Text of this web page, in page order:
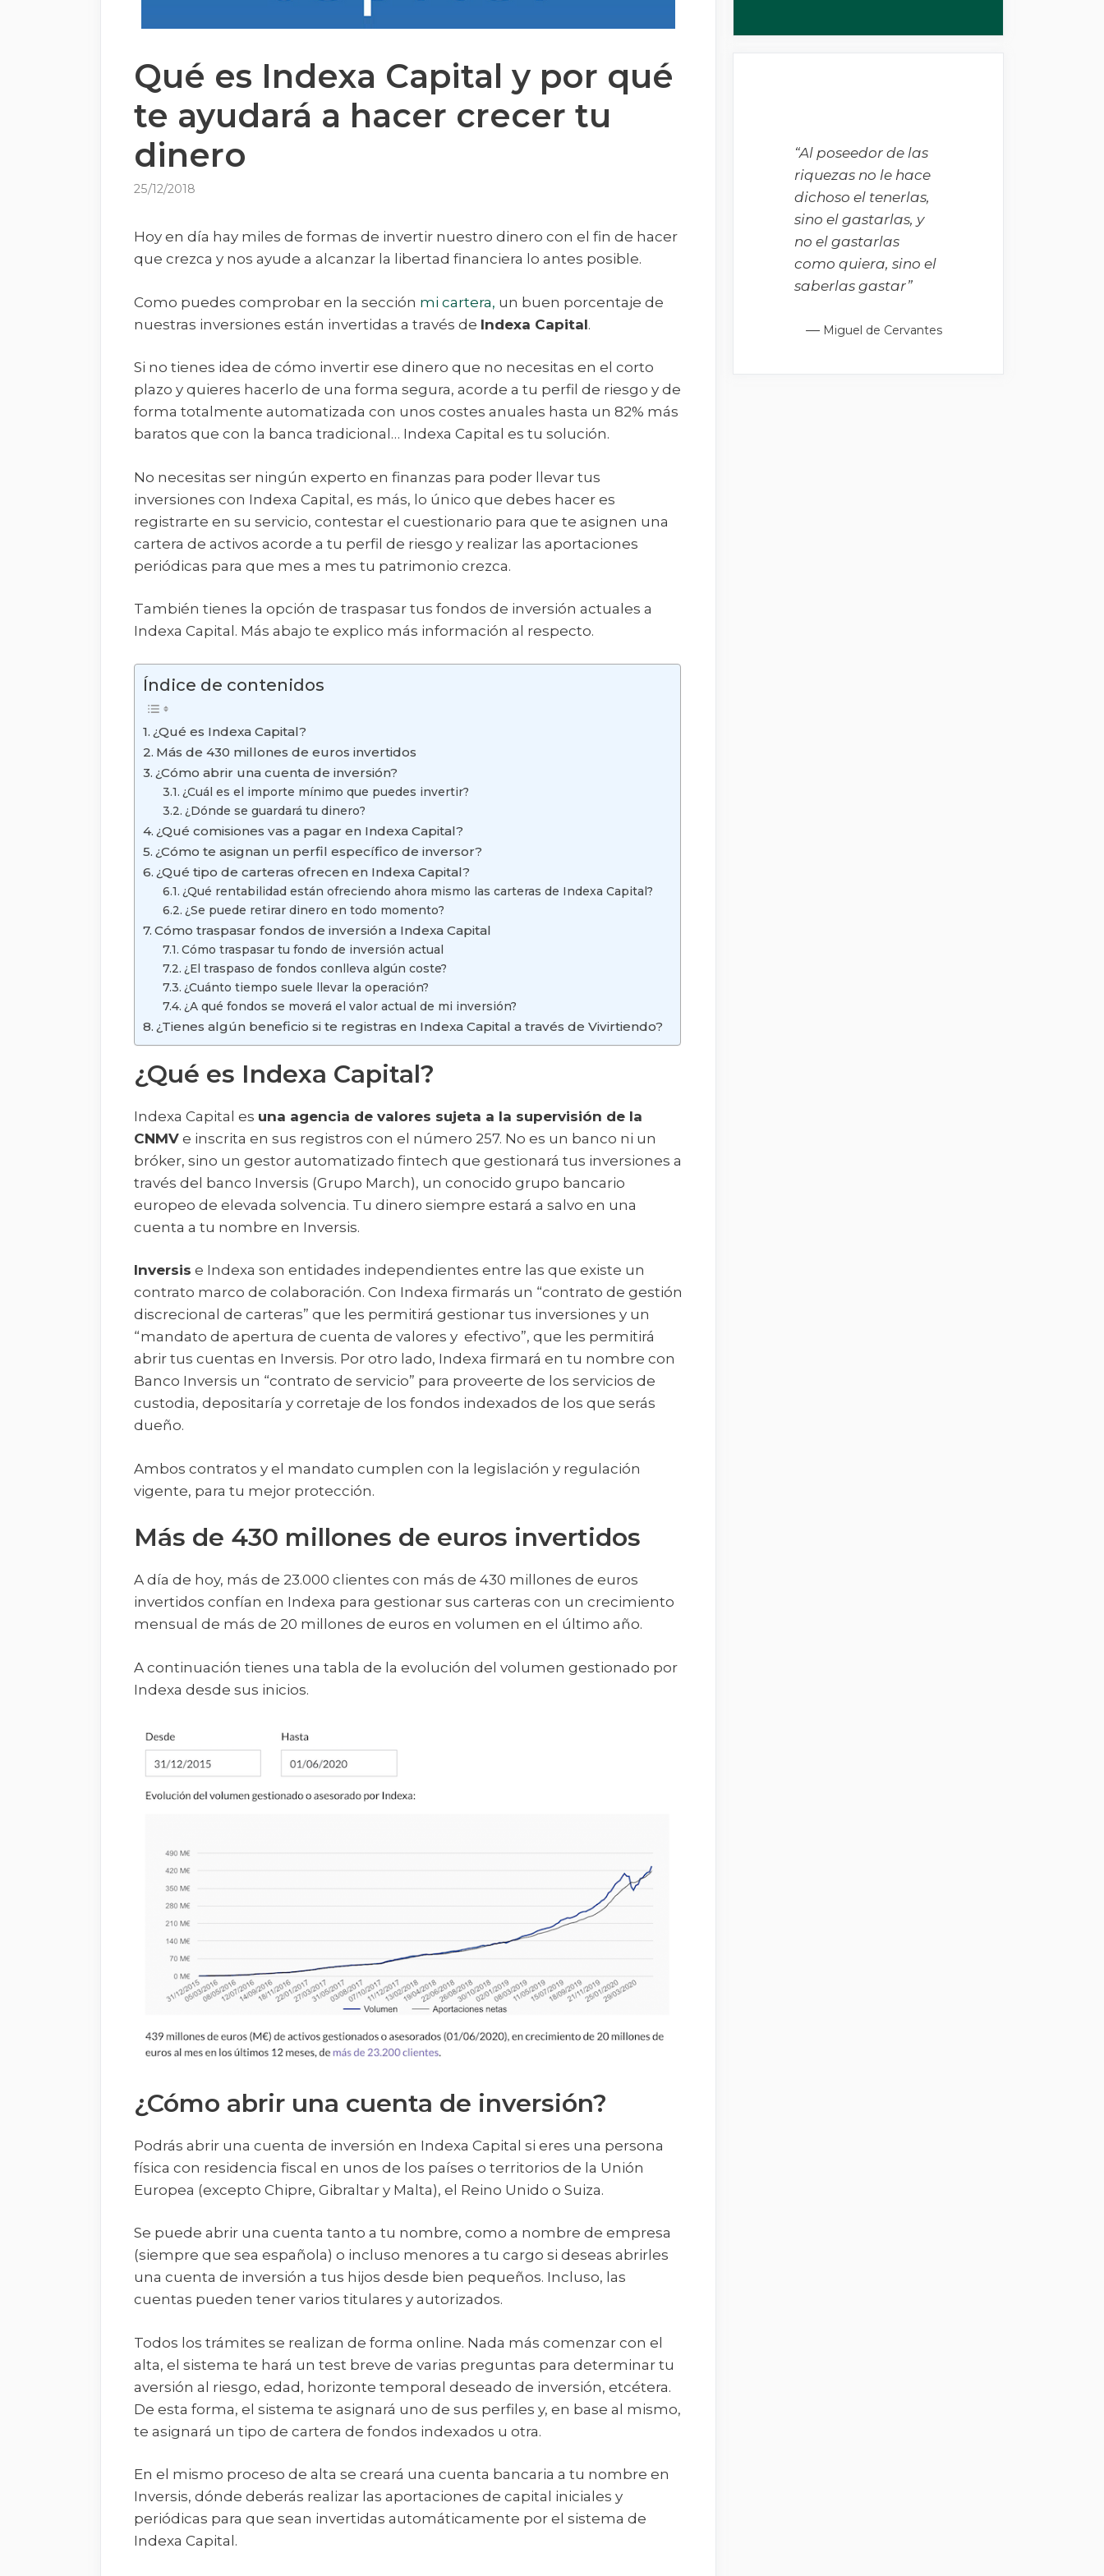
Qué es Indexa Capital y por qué
te ayudará a hacer crecer tu
dinero
25/12/2018
Hoy en día hay miles de formas de invertir nuestro dinero con el fin de hacer
que crezca y nos ayude a alcanzar la libertad financiera lo antes posible.
Como puedes comprobar en la sección mi cartera, un buen porcentaje de
nuestras inversiones están invertidas a través de Indexa Capital.
Si no tienes idea de cómo invertir ese dinero que no necesitas en el corto
plazo y quieres hacerlo de una forma segura, acorde a tu perfil de riesgo y de
forma totalmente automatizada con unos costes anuales hasta un 82% más
baratos que con la banca tradicional… Indexa Capital es tu solución.
No necesitas ser ningún experto en finanzas para poder llevar tus
inversiones con Indexa Capital, es más, lo único que debes hacer es
registrarte en su servicio, contestar el cuestionario para que te asignen una
cartera de activos acorde a tu perfil de riesgo y realizar las aportaciones
periódicas para que mes a mes tu patrimonio crezca.
También tienes la opción de traspasar tus fondos de inversión actuales a
Indexa Capital. Más abajo te explico más información al respecto.
Índice de contenidos
¿Qué es Indexa Capital?
Más de 430 millones de euros invertidos
¿Cómo abrir una cuenta de inversión?
¿Cuál es el importe mínimo que puedes invertir?
¿Dónde se guardará tu dinero?
¿Qué comisiones vas a pagar en Indexa Capital?
¿Cómo te asignan un perfil específico de inversor?
¿Qué tipo de carteras ofrecen en Indexa Capital?
¿Qué rentabilidad están ofreciendo ahora mismo las carteras de Indexa Capital?
¿Se puede retirar dinero en todo momento?
Cómo traspasar fondos de inversión a Indexa Capital
Cómo traspasar tu fondo de inversión actual
¿El traspaso de fondos conlleva algún coste?
¿Cuánto tiempo suele llevar la operación?
¿A qué fondos se moverá el valor actual de mi inversión?
¿Tienes algún beneficio si te registras en Indexa Capital a través de Vivirtiendo?
¿Qué es Indexa Capital?
Indexa Capital es una agencia de valores sujeta a la supervisión de la
CNMV e inscrita en sus registros con el número 257. No es un banco ni un
bróker, sino un gestor automatizado fintech que gestionará tus inversiones a
través del banco Inversis (Grupo March), un conocido grupo bancario
europeo de elevada solvencia. Tu dinero siempre estará a salvo en una
cuenta a tu nombre en Inversis.
Inversis e Indexa son entidades independientes entre las que existe un
contrato marco de colaboración. Con Indexa firmarás un “contrato de gestión
discrecional de carteras” que les permitirá gestionar tus inversiones y un
“mandato de apertura de cuenta de valores y efectivo”, que les permitirá
abrir tus cuentas en Inversis. Por otro lado, Indexa firmará en tu nombre con
Banco Inversis un “contrato de servicio” para proveerte de los servicios de
custodia, depositaría y corretaje de los fondos indexados de los que serás
dueño.
Ambos contratos y el mandato cumplen con la legislación y regulación
vigente, para tu mejor protección.
Más de 430 millones de euros invertidos
A día de hoy, más de 23.000 clientes con más de 430 millones de euros
invertidos confían en Indexa para gestionar sus carteras con un crecimiento
mensual de más de 20 millones de euros en volumen en el último año.
A continuación tienes una tabla de la evolución del volumen gestionado por
Indexa desde sus inicios.
¿Cómo abrir una cuenta de inversión?
Podrás abrir una cuenta de inversión en Indexa Capital si eres una persona
física con residencia fiscal en unos de los países o territorios de la Unión
Europea (excepto Chipre, Gibraltar y Malta), el Reino Unido o Suiza.
Se puede abrir una cuenta tanto a tu nombre, como a nombre de empresa
(siempre que sea española) o incluso menores a tu cargo si deseas abrirles
una cuenta de inversión a tus hijos desde bien pequeños. Incluso, las
cuentas pueden tener varios titulares y autorizados.
Todos los trámites se realizan de forma online. Nada más comenzar con el
alta, el sistema te hará un test breve de varias preguntas para determinar tu
aversión al riesgo, edad, horizonte temporal deseado de inversión, etcétera.
De esta forma, el sistema te asignará uno de sus perfiles y, en base al mismo,
te asignará un tipo de cartera de fondos indexados u otra.
En el mismo proceso de alta se creará una cuenta bancaria a tu nombre en
Inversis, dónde deberás realizar las aportaciones de capital iniciales y
periódicas para que sean invertidas automáticamente por el sistema de
Indexa Capital.
“Al poseedor de las
riquezas no le hace
dichoso el tenerlas,
sino el gastarlas, y
no el gastarlas
como quiera, sino el
saberlas gastar”
— Miguel de Cervantes